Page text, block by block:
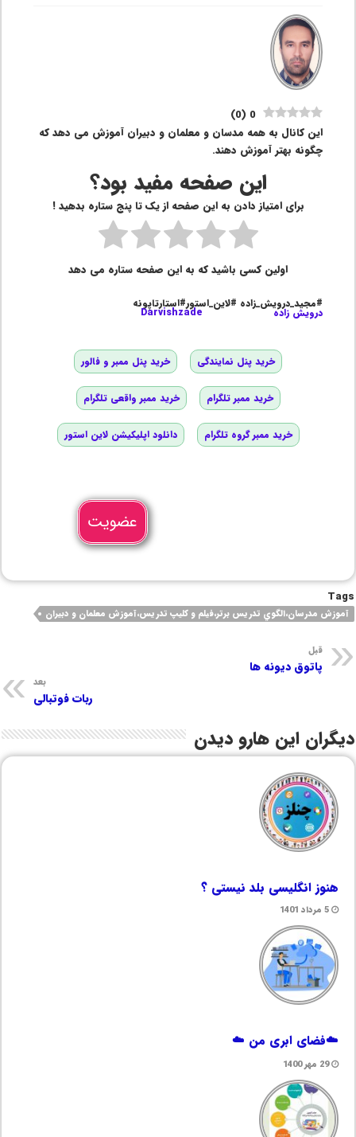
0
(
0
)
این کانال به همه مدسان و معلمان و دبیران آموزش می دهد که
چگونه بهتر آموزش دهند.
این صفحه مفید بود؟
برای امتیاز دادن به این صفحه از یک تا پنج ستاره بدهید !
اولین کسی باشید که به این صفحه ستاره می دهد
#مجید_درویش_زاده #لاین_استور#استارتاپونه
درویش زاده Darvishzade
خرید پنل نمایندگی خرید پنل ممبر و فالور
خرید ممبر تلگرام خرید ممبر واقعی تلگرام
خرید ممبر گروه تلگرام دانلود اپلیکیشن لاین استور
عضویت
Tags
آموزش مدرسان،الگوي تدريس برتر،فيلم و كليپ تدريس،آموزش معلمان و دبيران
قبل
پاتوق دیونه ها
بعد
ربات فوتبالی
دیگران این هارو دیدن
هنوز انگلیسی بلد نیستی ؟
5 مرداد 1401
☁️فضای ابری من ☁️
29 مهر 1400